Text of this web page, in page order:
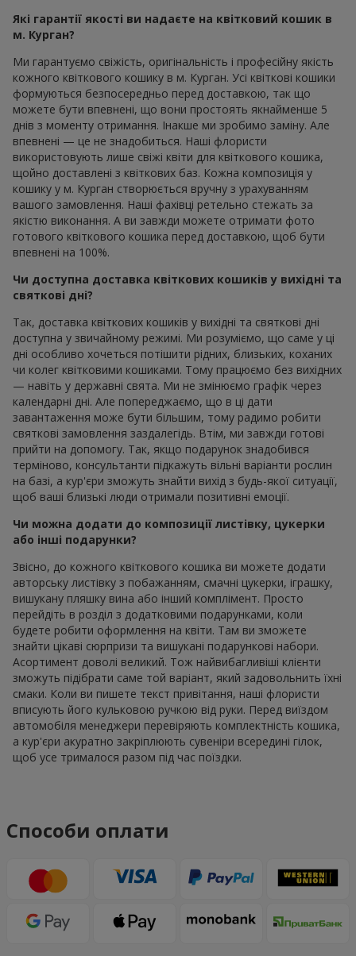
Які гарантії якості ви надаєте на квітковий кошик в
м. Курган?
Ми гарантуємо свіжість, оригінальність і професійну якість
кожного квіткового кошику в м. Курган. Усі квіткові кошики
формуються безпосередньо перед доставкою, так що
можете бути впевнені, що вони простоять якнайменше 5
днів з моменту отримання. Інакше ми зробимо заміну. Але
впевнені — це не знадобиться. Наші флористи
використовують лише свіжі квіти для квіткового кошика,
щойно доставлені з квіткових баз. Кожна композиція у
кошику у м. Курган створюється вручну з урахуванням
вашого замовлення. Наші фахівці ретельно стежать за
якістю виконання. А ви завжди можете отримати фото
готового квіткового кошика перед доставкою, щоб бути
впевнені на 100%.
Чи доступна доставка квіткових кошиків у вихідні та
святкові дні?
Так, доставка квіткових кошиків у вихідні та святкові дні
доступна у звичайному режимі. Ми розуміємо, що саме у ці
дні особливо хочеться потішити рідних, близьких, коханих
чи колег квітковими кошиками. Тому працюємо без вихідних
— навіть у державні свята. Ми не змінюємо графік через
календарні дні. Але попереджаємо, що в ці дати
завантаження може бути більшим, тому радимо робити
святкові замовлення заздалегідь. Втім, ми завжди готові
прийти на допомогу. Так, якщо подарунок знадобився
терміново, консультанти підкажуть вільні варіанти рослин
на базі, а кур'єри зможуть знайти вихід з будь-якої ситуації,
щоб ваші близькі люди отримали позитивні емоції.
Чи можна додати до композиції листівку, цукерки
або інші подарунки?
Звісно, до кожного квіткового кошика ви можете додати
авторську листівку з побажанням, смачні цукерки, іграшку,
вишукану пляшку вина або інший комплімент. Просто
перейдіть в розділ з додатковими подарунками, коли
будете робити оформлення на квіти. Там ви зможете
знайти цікаві сюрпризи та вишукані подарункові набори.
Асортимент доволі великий. Тож найвибагливіші клієнти
зможуть підібрати саме той варіант, який задовольнить їхні
смаки. Коли ви пишете текст привітання, наші флористи
вписують його кульковою ручкою від руки. Перед виїздом
автомобіля менеджери перевіряють комплектність кошика,
а кур'єри акуратно закріплюють сувеніри всередині гілок,
щоб усе трималося разом під час поїздки.
Способи оплати